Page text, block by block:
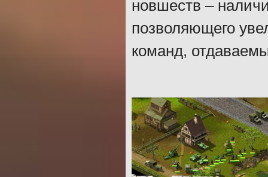
новшеств –
позволяющего
команд,